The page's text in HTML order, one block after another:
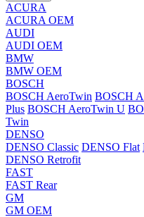
ACURA
ACURA OEM
AUDI
AUDI OEM
BMW
BMW OEM
BOSCH
BOSCH AeroTwin BOSCH
Plus BOSCH AeroTwin U
Twin
DENSO
DENSO Classic DENSO Flat
DENSO Retrofit
FAST
FAST Rear
GM
GM OEM